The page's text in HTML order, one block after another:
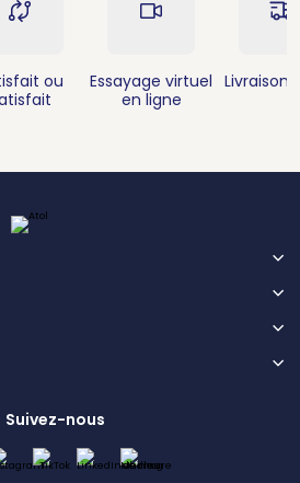
ou
Essayage virtuel
en ligne
Livraison
Suivez-nous